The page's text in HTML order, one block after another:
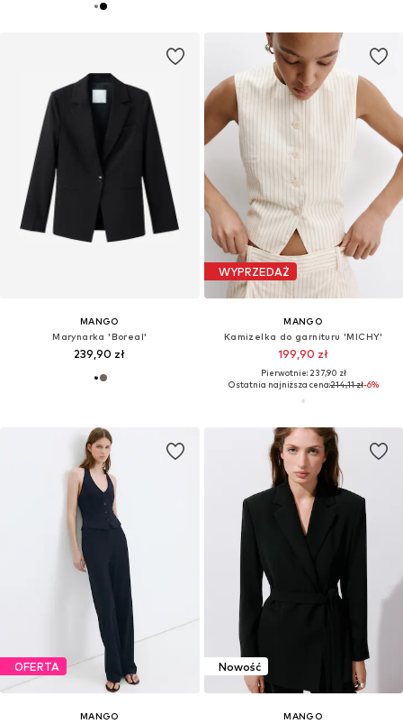
MANGO
Marynarka 'Boreal'
239,90 zł
WYPRZEDAŻ
MANGO
Kamizelka do garnituru 'MICHY'
199,90 zł
Pierwotnie: 237,90 zł
Ostatnia najniższa cena:214,11 zł-6%
OFERTA
MANGO
Nowość
MANGO